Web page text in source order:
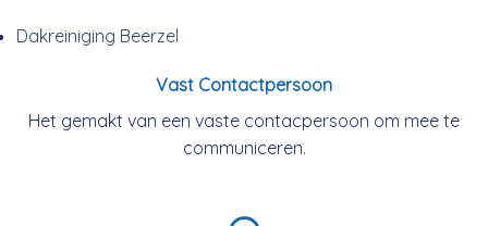
Dakreiniging Beerzel
Vast Contactpersoon
Het gemakt van een vaste contacpersoon om mee te
communiceren.